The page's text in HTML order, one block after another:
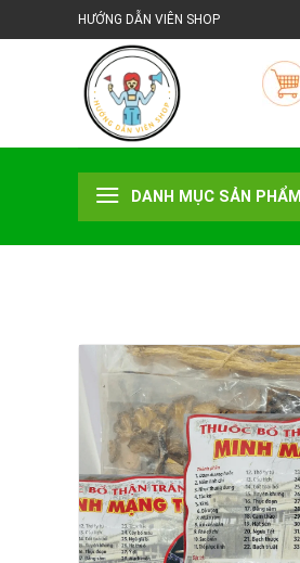
đến
HƯỚNG DẪN VIÊN SHOP
DANH MỤC SẢN PHẨM